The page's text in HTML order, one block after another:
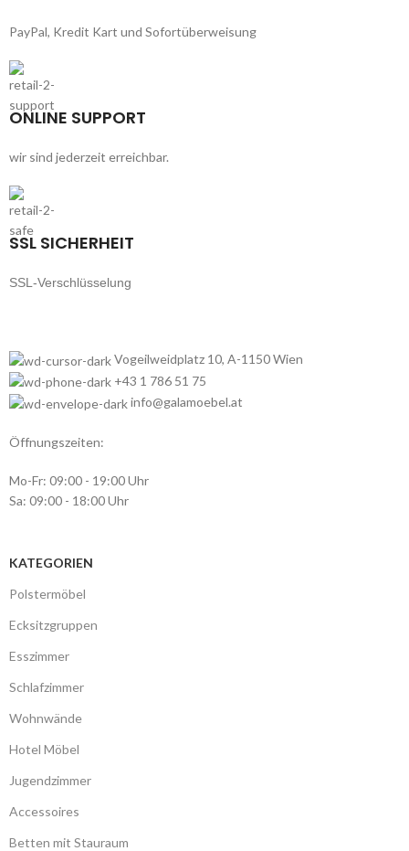
PayPal, Kredit Kart und Sofortüberweisung
ONLINE SUPPORT
wir sind jederzeit erreichbar.
SSL SICHERHEIT
SSL-Verschlüsselung
Vogeilweidplatz 10, A-1150 Wien
+43 1 786 51 75
info@galamoebel.at
Öffnungszeiten:
Mo-Fr: 09:00 - 19:00 Uhr
Sa: 09:00 - 18:00 Uhr
KATEGORIEN
Polstermöbel
Ecksitzgruppen
Esszimmer
Schlafzimmer
Wohnwände
Hotel Möbel
Jugendzimmer
Accessoires
Betten mit Stauraum